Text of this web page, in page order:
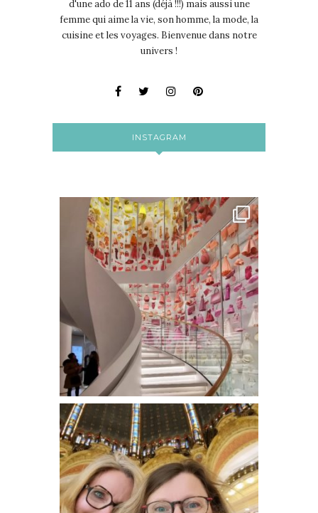
d'une ado de 11 ans (déjà !!!) mais aussi une
femme qui aime la vie, son homme, la mode, la
cuisine et les voyages. Bienvenue dans notre
univers !
INSTAGRAM